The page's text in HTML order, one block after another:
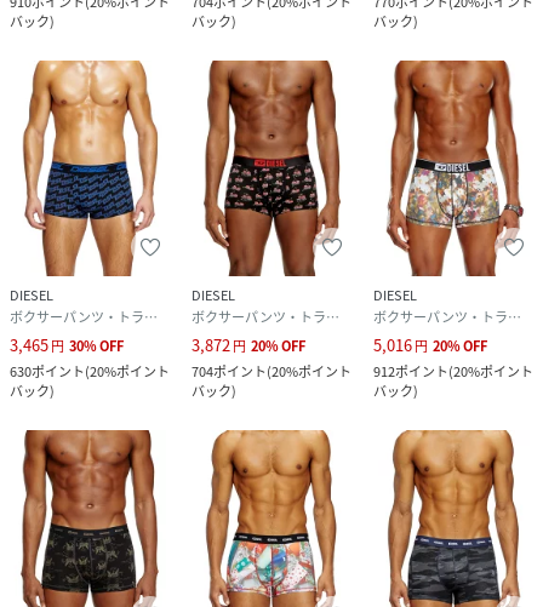
バック)
バック)
バック)
DIESEL
ボクサーパンツ・トランクス
3,465円 30%OFF
630ポイント(20%ポイント
バック)
DIESEL
ボクサーパンツ・トランクス
3,872 円 20%OFF
704ポイント(20%ポイント
バック)
DIESEL
ボクサーパンツ・トランクス
5,016円 20%OFF
912ポイント(20%ポイント
バック)